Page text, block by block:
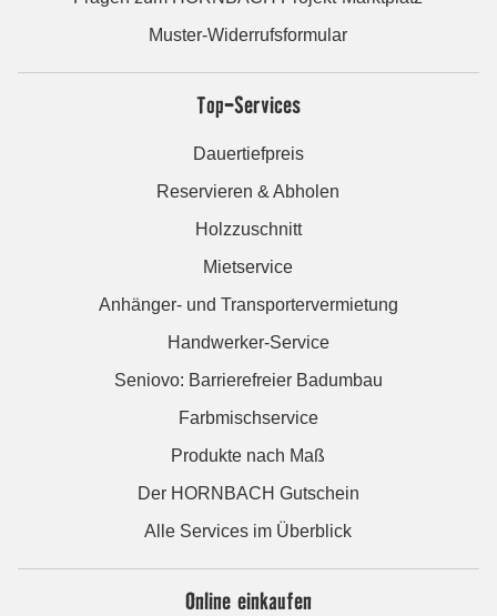
Muster-Widerrufsformular
Top-Services
Dauertiefpreis
Reservieren & Abholen
Holzzuschnitt
Mietservice
Anhänger- und Transportervermietung
Handwerker-Service
Seniovo: Barrierefreier Badumbau
Farbmischservice
Produkte nach Maß
Der HORNBACH Gutschein
Alle Services im Überblick
Online einkaufen